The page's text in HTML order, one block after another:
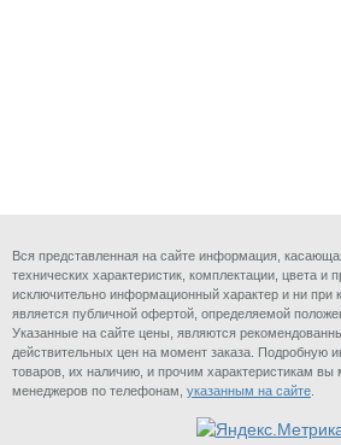
Вся представленная на сайте информация,
технических характеристик, комплектации, цвета и
исключительно информационный характер и ни при
является публичной офертой, определяемой
Указанные на сайте цены, являются
действительных цен на момент заказа. Подробную
товаров, их наличию, и прочим характеристикам вы
менеджеров по телефонам, указанным на сайте